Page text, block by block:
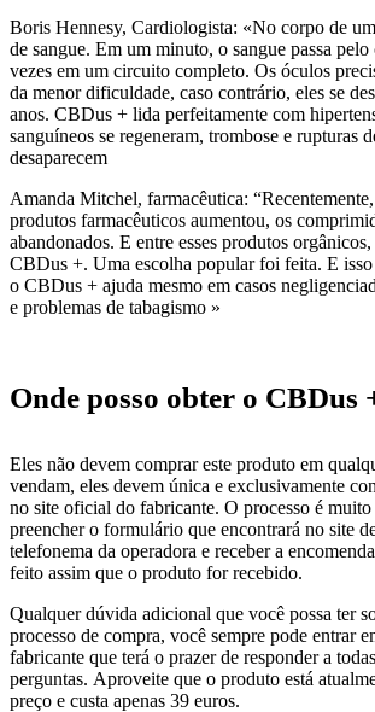
Boris Hennesy, Cardiologista: «No corpo de
de sangue. Em um minuto, o sangue passa
vezes em um circuito completo. Os óculos
da menor dificuldade, caso contrário, eles se
anos. CBDus + lida perfeitamente com
sanguíneos se regeneram, trombose e rupturas
desaparecem
Amanda Mitchel, farmacêutica:
produtos farmacêuticos aumentou, os
abandonados. E entre esses produtos
CBDus +. Uma escolha popular foi feita. E
o CBDus + ajuda mesmo em casos
e problemas de tabagismo »
Onde posso obter o CBDus
Eles não devem comprar este produto em
vendam, eles devem única e exclusivamente
no site oficial do fabricante. O processo é muito
preencher o formulário que encontrará no site
telefonema da operadora e receber a
feito assim que o produto for recebido.
Qualquer dúvida adicional que você possa ter
processo de compra, você sempre pode entrar
fabricante que terá o prazer de responder a
perguntas. Aproveite que o produto está
preço e custa apenas 39 euros.